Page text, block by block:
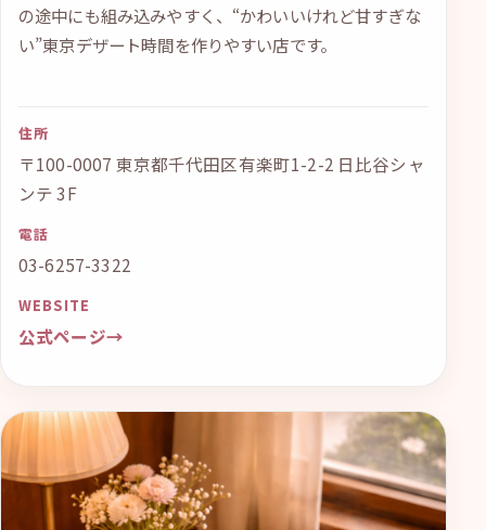
の途中にも組み込みやすく、“かわいいけれど甘すぎな
い”東京デザート時間を作りやすい店です。
住所
〒100-0007 東京都千代田区有楽町1-2-2 日比谷シャ
ンテ 3F
電話
03-6257-3322
WEBSITE
公式ページ